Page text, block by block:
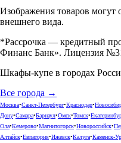
Изображения товаров могут
внешнего вида.
*Рассрочка — кредитный
Финанс Банк». Лицензия
Шкафы-купе в городах
Все города →
Москва•Санкт-Петербург•Краснодар•
Дону•Самара•Барнаул•Омск•Томск•
Ола•Кемерово•Магнитогорск•Новороссийск•
Алтайск•Евпатория•Ижевск•Калуга•Каменск-